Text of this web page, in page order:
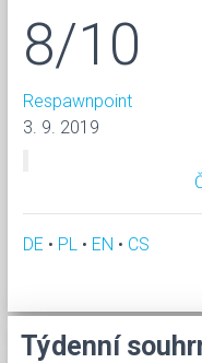
8/10
Respawnpoint
3. 9. 2019
DE • PL • EN • CS
Týdenní